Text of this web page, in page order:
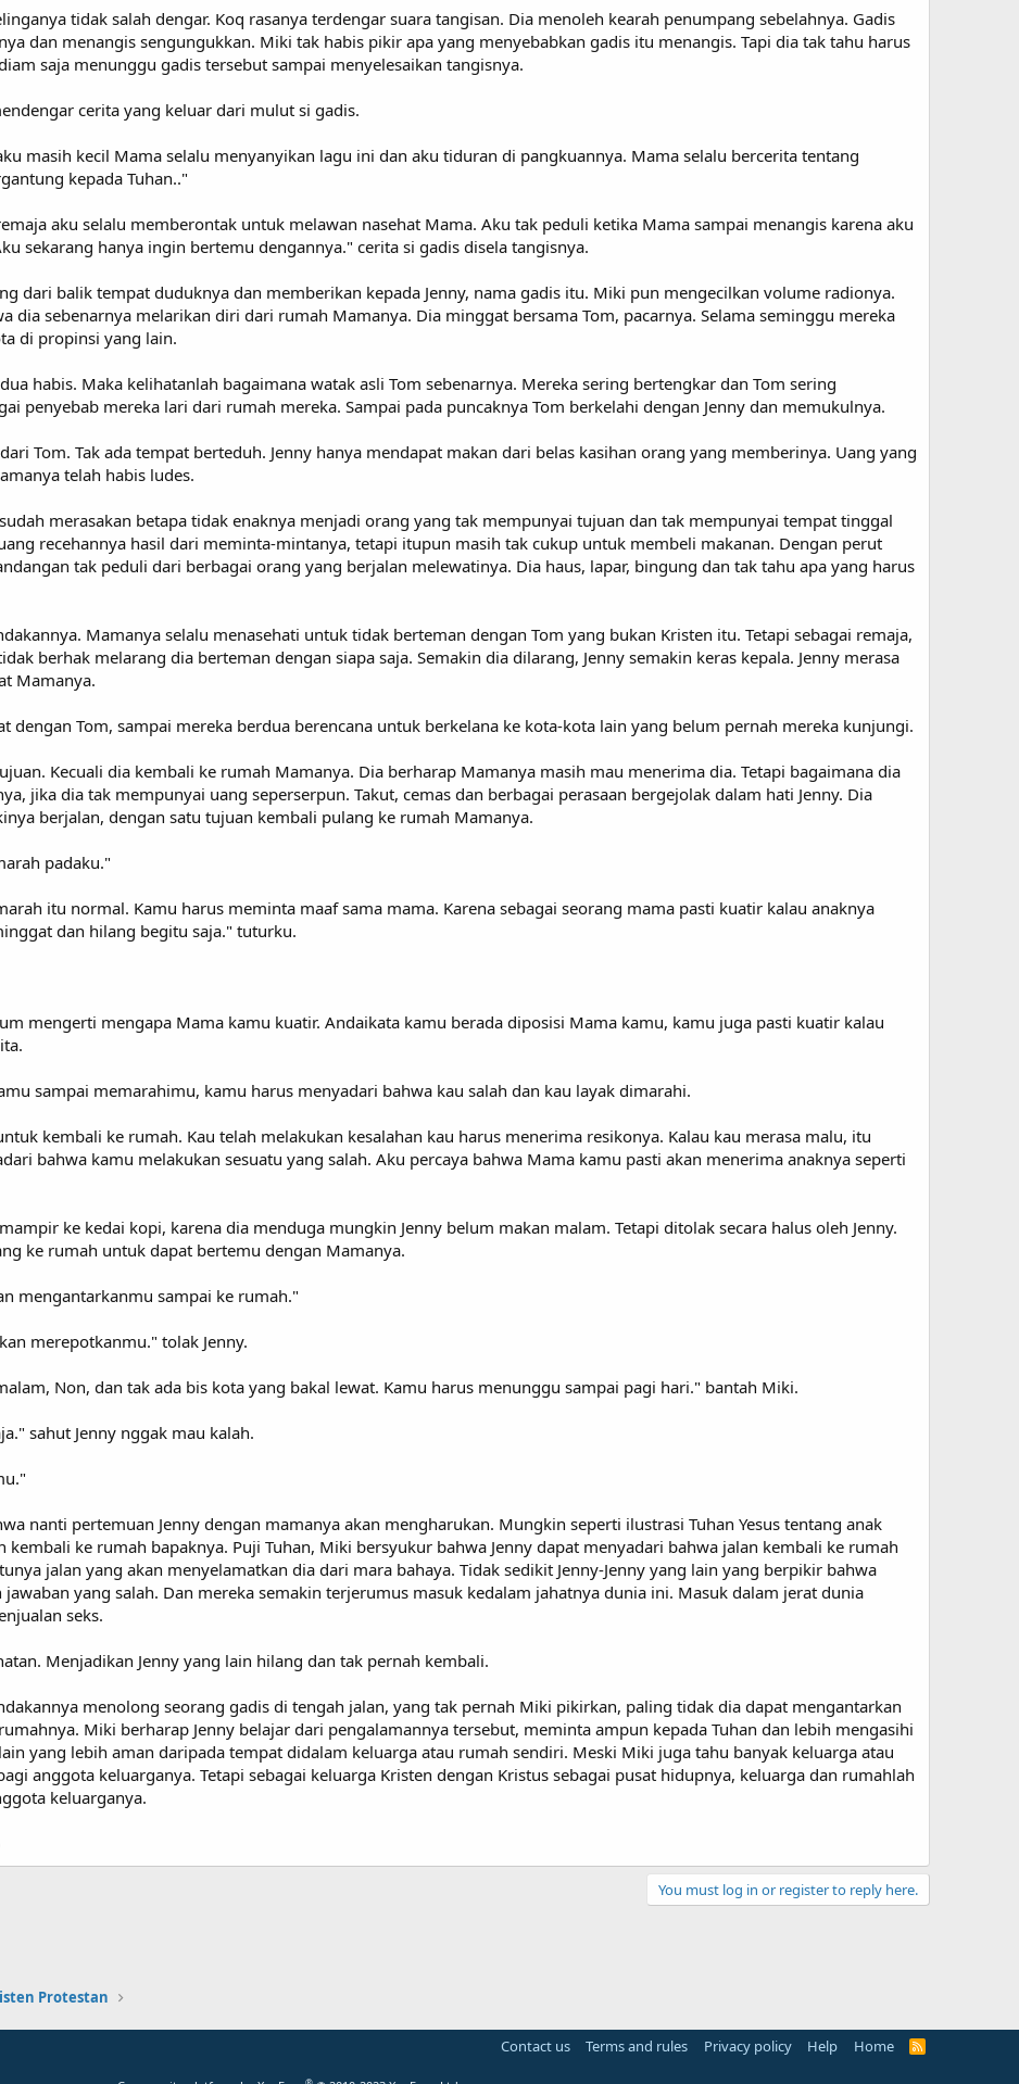
tidak salah dengar. Koq rasanya terdengar suara tangisan. Dia menoleh kearah penumpang sebelahnya. Gadis
dan menangis sengungukkan. Miki tak habis pikir apa yang menyebabkan gadis itu menangis. Tapi dia tak tahu harus
saja menunggu gadis tersebut sampai menyelesaikan tangisnya.
cerita yang keluar dari mulut si gadis.
masih kecil Mama selalu menyanyikan lagu ini dan aku tiduran di pangkuannya. Mama selalu bercerita tentang
kepada Tuhan.."
aku selalu memberontak untuk melawan nasehat Mama. Aku tak peduli ketika Mama sampai menangis karena aku
sekarang hanya ingin bertemu dengannya." cerita si gadis disela tangisnya.
dari balik tempat duduknya dan memberikan kepada Jenny, nama gadis itu. Miki pun mengecilkan volume radionya.
dia sebenarnya melarikan diri dari rumah Mamanya. Dia minggat bersama Tom, pacarnya. Selama seminggu mereka
di propinsi yang lain.
habis. Maka kelihatanlah bagaimana watak asli Tom sebenarnya. Mereka sering bertengkar dan Tom sering
penyebab mereka lari dari rumah mereka. Sampai pada puncaknya Tom berkelahi dengan Jenny dan memukulnya.
Tom. Tak ada tempat berteduh. Jenny hanya mendapat makan dari belas kasihan orang yang memberinya. Uang yang
telah habis ludes.
merasakan betapa tidak enaknya menjadi orang yang tak mempunyai tujuan dan tak mempunyai tempat tinggal
recehannya hasil dari meminta-mintanya, tetapi itupun masih tak cukup untuk membeli makanan. Dengan perut
tak peduli dari berbagai orang yang berjalan melewatinya. Dia haus, lapar, bingung dan tak tahu apa yang harus
Mamanya selalu menasehati untuk tidak berteman dengan Tom yang bukan Kristen itu. Tetapi sebagai remaja,
berhak melarang dia berteman dengan siapa saja. Semakin dia dilarang, Jenny semakin keras kepala. Jenny merasa
Mamanya.
dengan Tom, sampai mereka berdua berencana untuk berkelana ke kota-kota lain yang belum pernah mereka kunjungi.
Kecuali dia kembali ke rumah Mamanya. Dia berharap Mamanya masih mau menerima dia. Tetapi bagaimana dia
jika dia tak mempunyai uang seperserpun. Takut, cemas dan berbagai perasaan bergejolak dalam hati Jenny. Dia
berjalan, dengan satu tujuan kembali pulang ke rumah Mamanya.
padaku."
itu normal. Kamu harus meminta maaf sama mama. Karena sebagai seorang mama pasti kuatir kalau anaknya
dan hilang begitu saja." tuturku.
mengerti mengapa Mama kamu kuatir. Andaikata kamu berada diposisi Mama kamu, kamu juga pasti kuatir kalau
sampai memarahimu, kamu harus menyadari bahwa kau salah dan kau layak dimarahi.
kembali ke rumah. Kau telah melakukan kesalahan kau harus menerima resikonya. Kalau kau merasa malu, itu
bahwa kamu melakukan sesuatu yang salah. Aku percaya bahwa Mama kamu pasti akan menerima anaknya seperti
ke kedai kopi, karena dia menduga mungkin Jenny belum makan malam. Tetapi ditolak secara halus oleh Jenny.
ke rumah untuk dapat bertemu dengan Mamanya.
mengantarkanmu sampai ke rumah."
merepotkanmu." tolak Jenny.
Non, dan tak ada bis kota yang bakal lewat. Kamu harus menunggu sampai pagi hari." bantah Miki.
sahut Jenny nggak mau kalah.
nanti pertemuan Jenny dengan mamanya akan mengharukan. Mungkin seperti ilustrasi Tuhan Yesus tentang anak
kembali ke rumah bapaknya. Puji Tuhan, Miki bersyukur bahwa Jenny dapat menyadari bahwa jalan kembali ke rumah
jalan yang akan menyelamatkan dia dari mara bahaya. Tidak sedikit Jenny-Jenny yang lain yang berpikir bahwa
yang salah. Dan mereka semakin terjerumus masuk kedalam jahatnya dunia ini. Masuk dalam jerat dunia
seks.
Menjadikan Jenny yang lain hilang dan tak pernah kembali.
menolong seorang gadis di tengah jalan, yang tak pernah Miki pikirkan, paling tidak dia dapat mengantarkan
Miki berharap Jenny belajar dari pengalamannya tersebut, meminta ampun kepada Tuhan dan lebih mengasihi
yang lebih aman daripada tempat didalam keluarga atau rumah sendiri. Meski Miki juga tahu banyak keluarga atau
anggota keluarganya. Tetapi sebagai keluarga Kristen dengan Kristus sebagai pusat hidupnya, keluarga dan rumahlah
keluarganya.
You must log in or register to reply here.
Protestan
Contact us Terms and rules Privacy policy Help Home
R